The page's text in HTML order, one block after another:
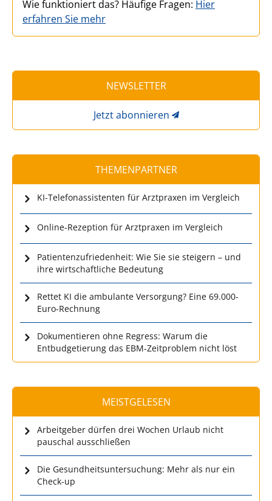
Wie funktioniert das? Häufige Fragen: Hier
erfahren Sie mehr
NEWSLETTER
Jetzt abonnieren
THEMENPARTNER
KI-Telefonassistenten für Arztpraxen im Vergleich
Online-Rezeption für Arztpraxen im Vergleich
Patientenzufriedenheit: Wie Sie sie steigern – und
ihre wirtschaftliche Bedeutung
Rettet KI die ambulante Versorgung? Eine 69.000-
Euro-Rechnung
Dokumentieren ohne Regress: Warum die
Entbudgetierung das EBM-Zeitproblem nicht löst
MEISTGELESEN
Arbeitgeber dürfen drei Wochen Urlaub nicht
pauschal ausschließen
Die Gesundheitsuntersuchung: Mehr als nur ein
Check-up